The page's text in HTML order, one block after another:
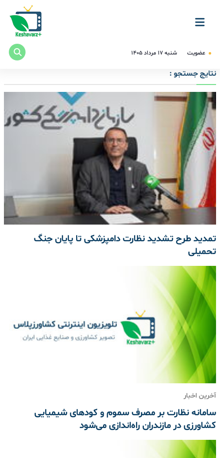
عضویت شنبه ۱۷ مرداد ۱۴۰۵
نتایج جستجو :
تمدید طرح تشدید نظارت دامپزشکی تا پایان جنگ
تحمیلی
آخرین اخبار
سامانه نظارت بر مصرف سموم و کودهای شیمیایی
کشاورزی در مازندران راه‌اندازی می‌شود